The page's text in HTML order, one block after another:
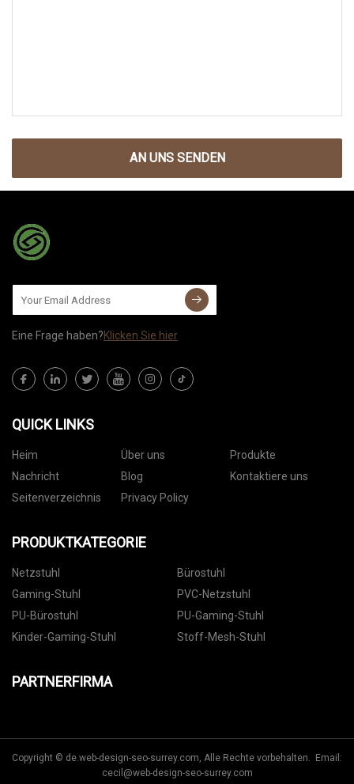
AN UNS SENDEN
Eine Frage haben?Klicken Sie hier
QUICK LINKS
Heim Über uns
Produkte
Nachricht
Blog
Kontaktiere uns
Seitenverzeichnis
Privacy Policy
PRODUKTKATEGORIE
Netzstuhl
Bürostuhl
Gaming-Stuhl
PVC-Netzstuhl
PU-Bürostuhl
PU-Gaming-Stuhl
Kinder-Gaming-Stuhl
Stoff-Mesh-Stuhl
PARTNERFIRMA
Copyright © de.web-design-seo-surrey.com, Alle Rechte vorbehalten. Email:
cecil@web-design-seo-surrey.com